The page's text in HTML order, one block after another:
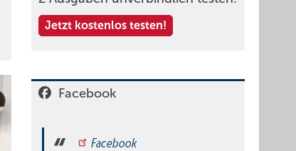
Jetzt kostenlos testen!
Facebook
Facebook